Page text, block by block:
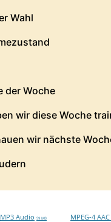
MP3 Audio 59 MB MPEG-4